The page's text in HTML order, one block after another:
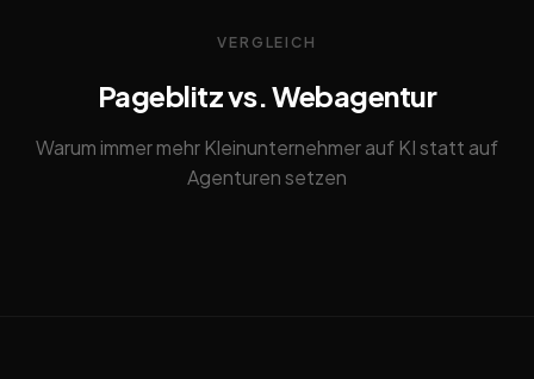
VERGLEICH
Pageblitz vs. Webagentur
Warum immer mehr Kleinunternehmer auf KI statt auf
Agenturen setzen